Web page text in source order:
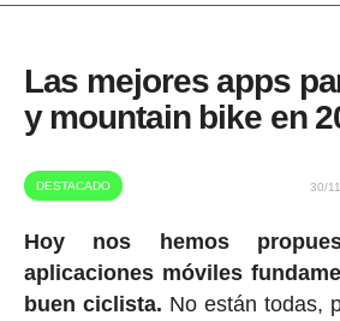
Las mejores apps
y mountain bike en
DESTACADO 30/
Hoy nos hemos
aplicaciones móviles
buen ciclista. No están todas,